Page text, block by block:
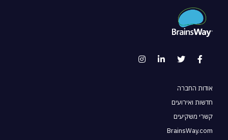
אודות החברה
חדשות ואירועים
קשרי משקיעים
BrainsWay.com